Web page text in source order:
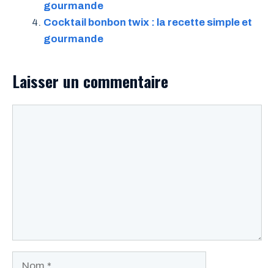
gourmande
Cocktail bonbon twix : la recette simple et
gourmande
Laisser un commentaire